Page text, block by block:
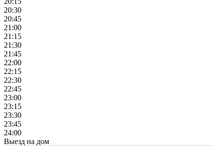
20:30
20:45
21:00
21:15
21:30
21:45
22:00
22:15
22:30
22:45
23:00
23:15
23:30
23:45
24:00
Выезд на дом